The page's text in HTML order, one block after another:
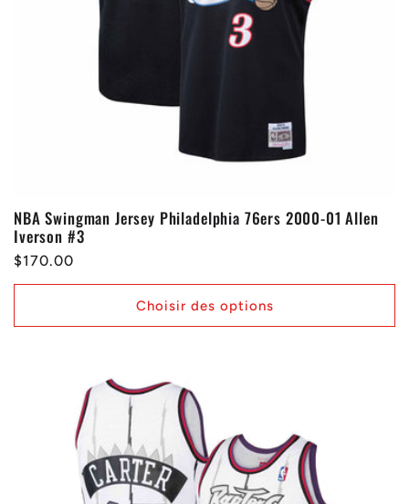
NBA Swingman Jersey Philadelphia 76ers 2000-01 Allen
Iverson #3
Prix
habituel
$170.00
Choisir des options